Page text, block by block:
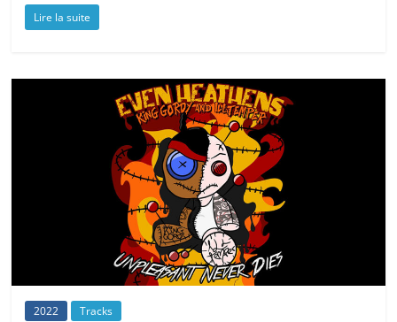
Lire la suite
2022 Tracks